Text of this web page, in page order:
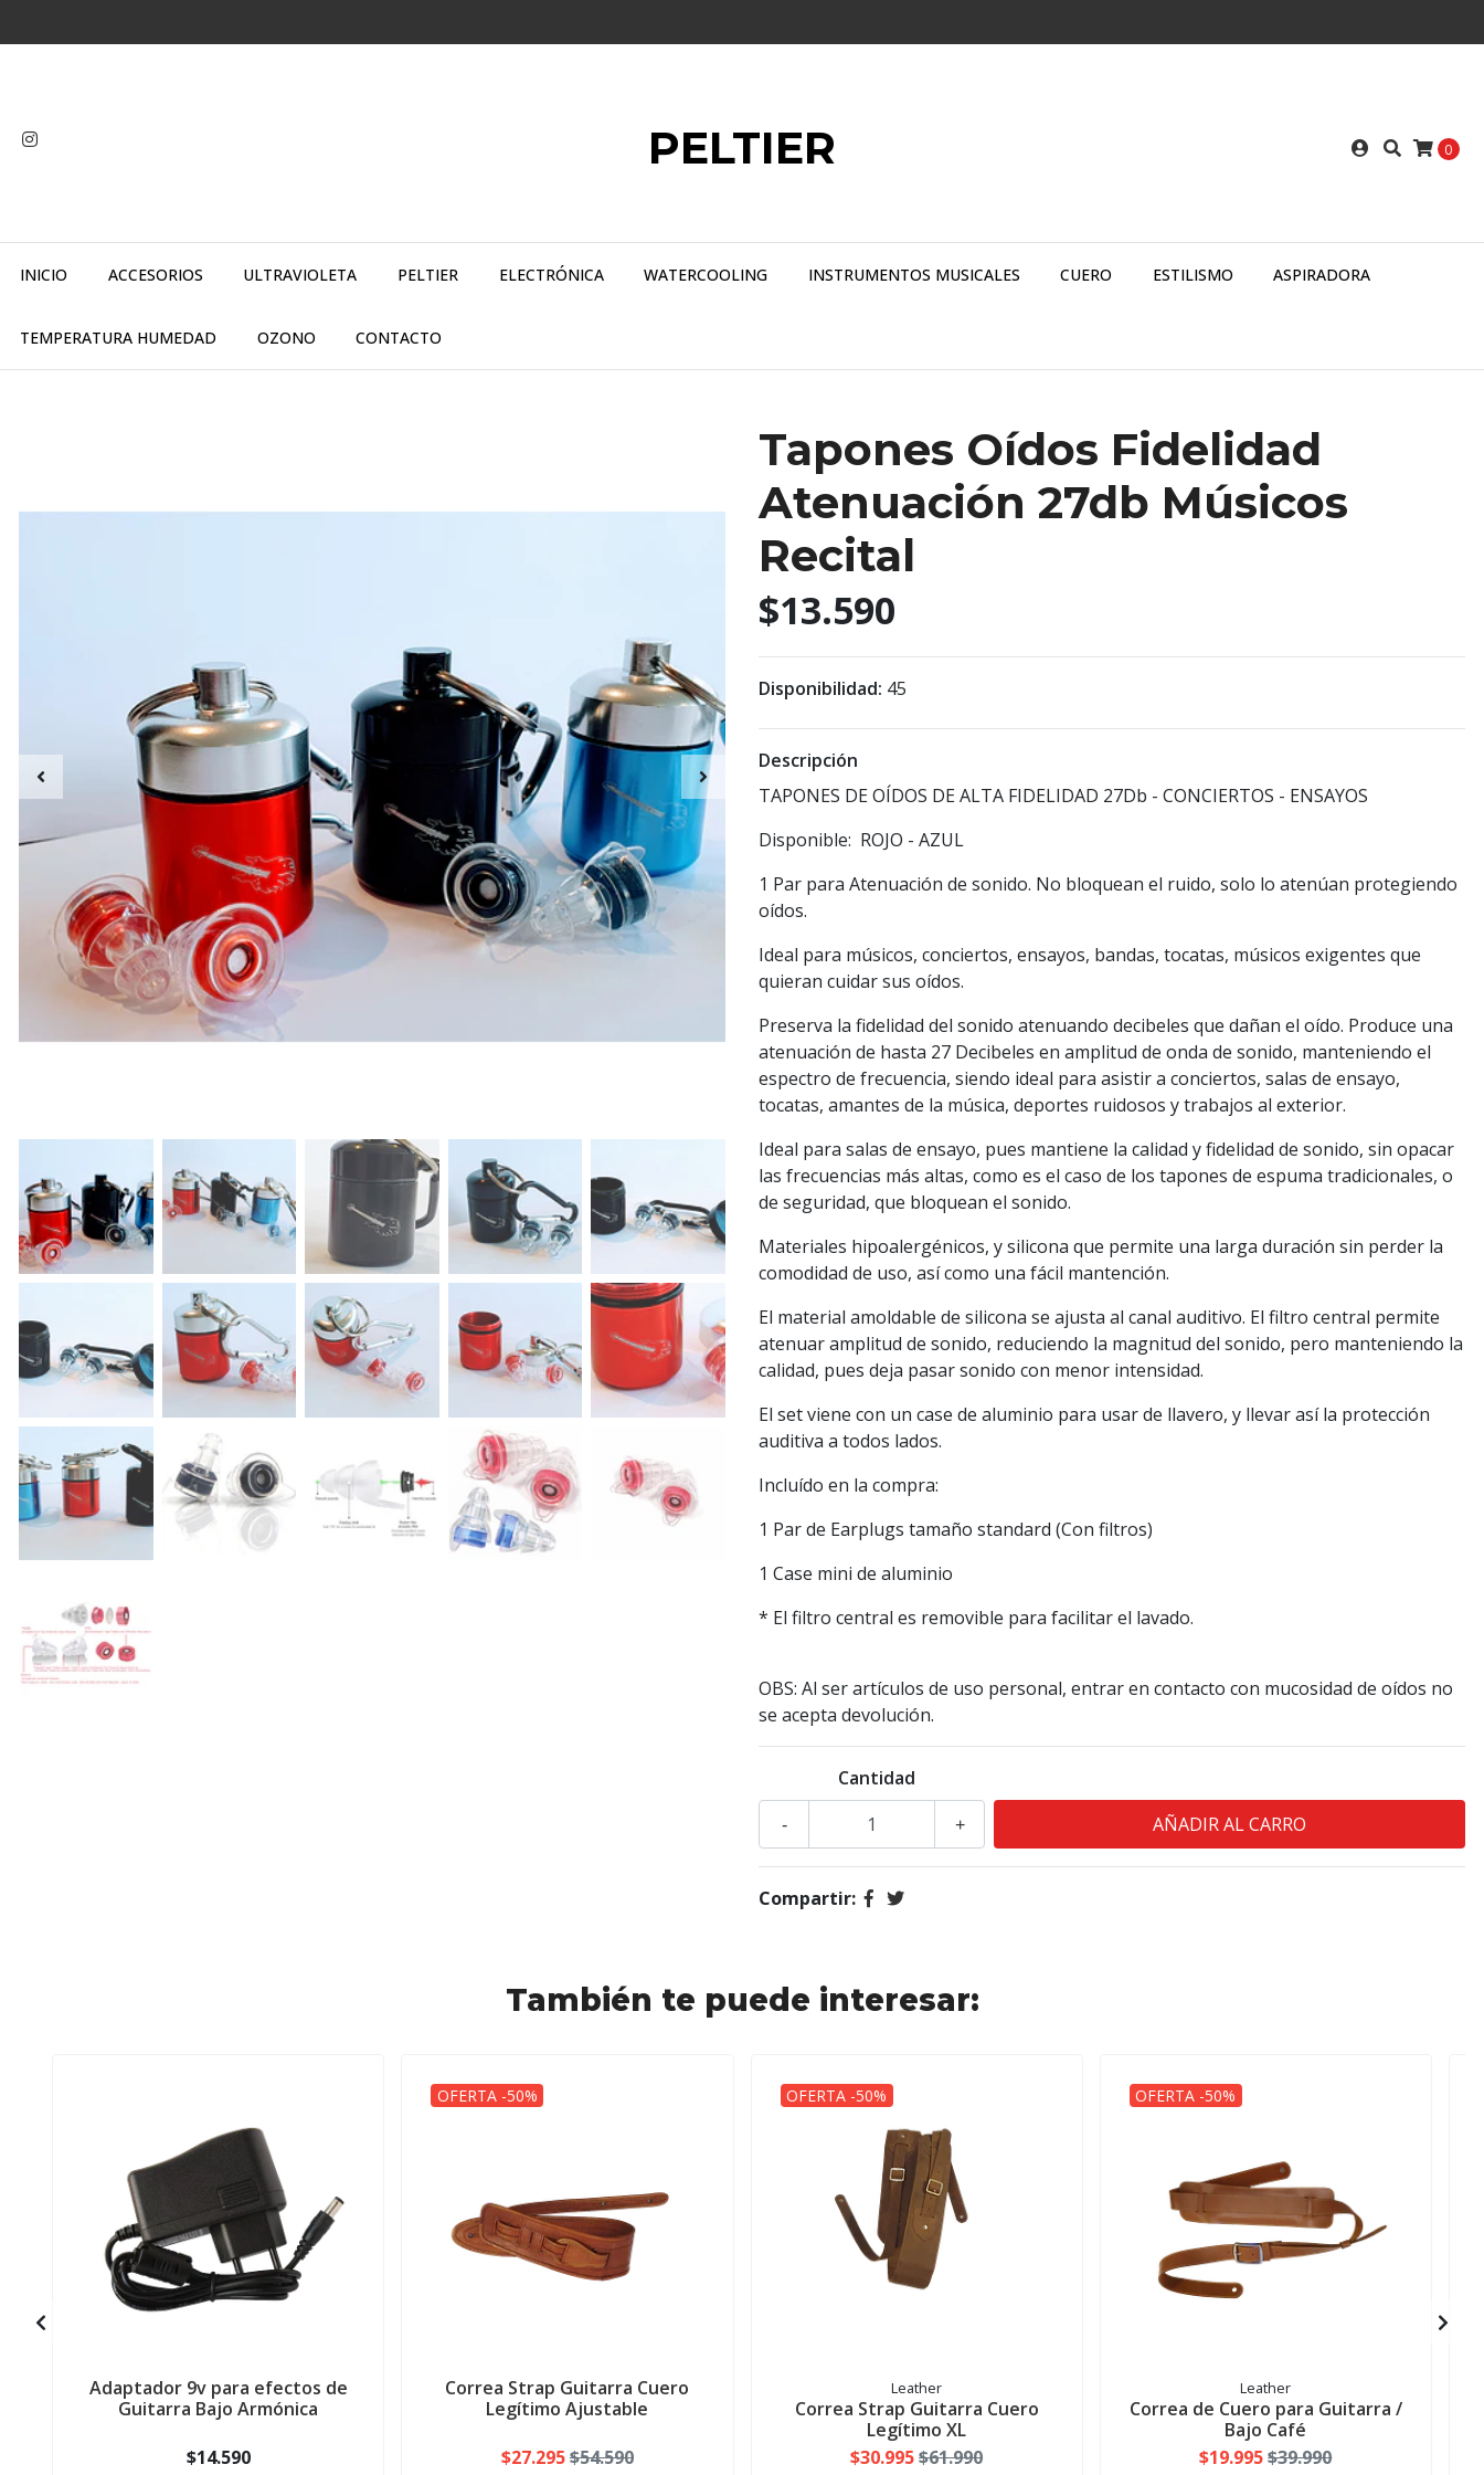
PELTIER 0
INICIO ACCESORIOS ULTRAVIOLETA PELTIER ELECTRÓNICA WATERCOOLING INSTRUMENTOS MUSICALES CUERO ESTILISMO ASPIRADORA
TEMPERATURA HUMEDAD OZONO CONTACTO
Tapones Oídos Fidelidad
Atenuación 27db Músicos
Recital
$13.590
Disponibilidad: 45
Descripción
TAPONES DE OÍDOS DE ALTA FIDELIDAD 27Db - CONCIERTOS - ENSAYOS
Disponible: ROJO - AZUL
1 Par para Atenuación de sonido. No bloquean el ruido, solo lo atenúan protegiendo
oídos.
Ideal para músicos, conciertos, ensayos, bandas, tocatas, músicos exigentes que
quieran cuidar sus oídos.
Preserva la fidelidad del sonido atenuando decibeles que dañan el oído. Produce una
atenuación de hasta 27 Decibeles en amplitud de onda de sonido, manteniendo el
espectro de frecuencia, siendo ideal para asistir a conciertos, salas de ensayo,
tocatas, amantes de la música, deportes ruidosos y trabajos al exterior.
Ideal para salas de ensayo, pues mantiene la calidad y fidelidad de sonido, sin opacar
las frecuencias más altas, como es el caso de los tapones de espuma tradicionales, o
de seguridad, que bloquean el sonido.
Materiales hipoalergénicos, y silicona que permite una larga duración sin perder la
comodidad de uso, así como una fácil mantención.
El material amoldable de silicona se ajusta al canal auditivo. El filtro central permite
atenuar amplitud de sonido, reduciendo la magnitud del sonido, pero manteniendo la
calidad, pues deja pasar sonido con menor intensidad.
El set viene con un case de aluminio para usar de llavero, y llevar así la protección
auditiva a todos lados.
Incluído en la compra:
1 Par de Earplugs tamaño standard (Con filtros)
1 Case mini de aluminio
* El filtro central es removible para facilitar el lavado.
OBS: Al ser artículos de uso personal, entrar en contacto con mucosidad de oídos no
se acepta devolución.
Cantidad
+
-
Compartir:
También te puede interesar:
Adaptador 9v para efectos de
Guitarra Bajo Armónica
$14.590
OFERTA -50%
Correa Strap Guitarra Cuero
Legítimo Ajustable
$27.295$54.590
OFERTA -50%
Leather
Correa Strap Guitarra Cuero
Legítimo XL
$30.995$61.990
OFERTA -50%
Leather
Correa de Cuero para Guitarra /
Bajo Café
$19.995$39.990